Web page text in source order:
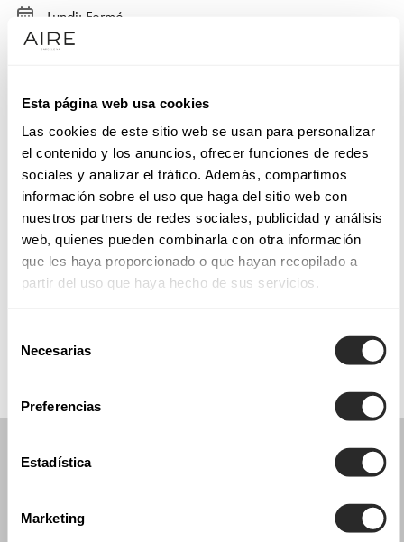
Esta página web usa cookies
Las cookies de este sitio web se usan para personalizar
el contenido y los anuncios, ofrecer funciones de redes
sociales y analizar el tráfico. Además, compartimos
información sobre el uso que haga del sitio web con
nuestros partners de redes sociales, publicidad y análisis
web, quienes pueden combinarla con otra información
que les haya proporcionado o que hayan recopilado a
partir del uso que haya hecho de sus servicios.
Necesarias
Preferencias
Estadística
Marketing
Lundi: Fermé
Mardi: 10:00 – 13:00, 14:00 – 18:00
Vendredi: 10:00 – 13:00
Samedi: 10:00 – 14:00
Dimanche: Fermé
PRENEZ RENDEZ-VOUS
COLLECTIONS